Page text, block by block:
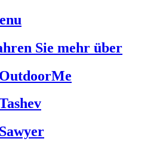
Sie mehr über
OutdoorMe
Sawyer